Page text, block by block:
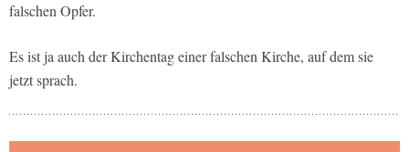
falschen Opfer.
Es ist ja auch der Kirchentag einer falschen Kirche, auf dem sie
jetzt sprach.